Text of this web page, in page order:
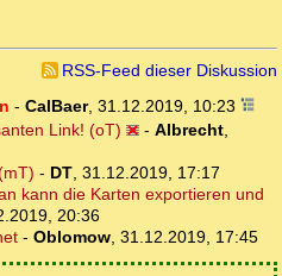
RSS-Feed dieser Diskussion
- CalBaer, 31.12.2019, 10:23
Link! (oT)
- Albrecht,
- DT, 31.12.2019, 17:17
kann die Karten exportieren und
20:36
- Oblomow, 31.12.2019, 17:45